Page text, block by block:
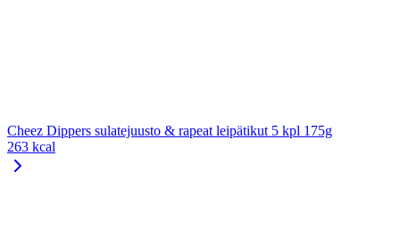
Cheez Dippers sulatejuusto & rapeat leipätikut 5 kpl 175g
263 kcal